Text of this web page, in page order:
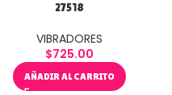
27518
VIBRADORES
$725.00
AÑADIR AL CARRITO